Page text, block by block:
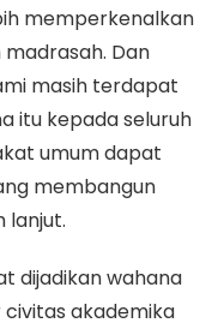
memperkenalkan
Dan
masih terdapat
itu kepada seluruh
umum dapat
membangun
lanjut.
dijadikan wahana
akademika